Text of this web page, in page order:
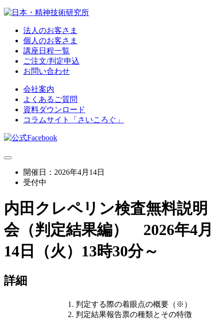
法人のお客さま
個人のお客さま
講座日程一覧
ご注文/判定申込
お問い合わせ
会社案内
よくあるご質問
資料ダウンロード
コラムサイト「さいころぐ」
開催日：2026年4月14日
受付中
内田クレペリン検査無料説明
会（判定結果編） 2026年4月
14日（火）13時30分～
詳細
1. 判定する際の着眼点の概要（※）
2. 判定結果報告票の種類とその特徴